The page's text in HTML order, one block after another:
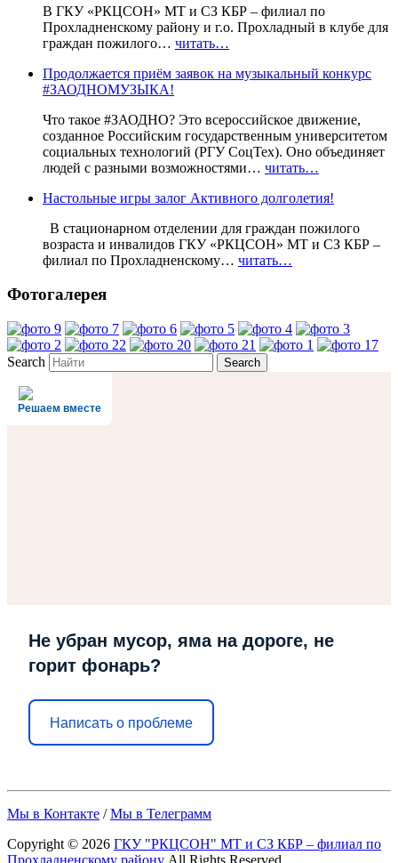
В ГКУ «РКЦСОН» МТ и СЗ КБР – филиал по
Прохладненскому району и г.о. Прохладный в клубе для
граждан пожилого… читать…
Продолжается приём заявок на музыкальный конкурс
#ЗАОДНОМУЗЫКА!
Что такое #ЗАОДНО? Это всероссийское движение,
созданное Российским государственным университетом
социальных технологий (РГУ СоцТех). Оно объединяет
людей с разными возможностями… читать…
Настольные игры залог Активного долголетия!
В стационарном отделении для граждан пожилого
возраста и инвалидов ГКУ «РКЦСОН» МТ и СЗ КБР –
филиал по Прохладненскому… читать…
Фотогалерея
Search
Решаем вместе
Не убран мусор, яма на дороге, не
горит фонарь?
Написать о проблеме
Мы в Контакте /Мы в Телеграмм
Copyright © 2026 ГКУ "РКЦСОН" МТ и СЗ КБР – филиал по